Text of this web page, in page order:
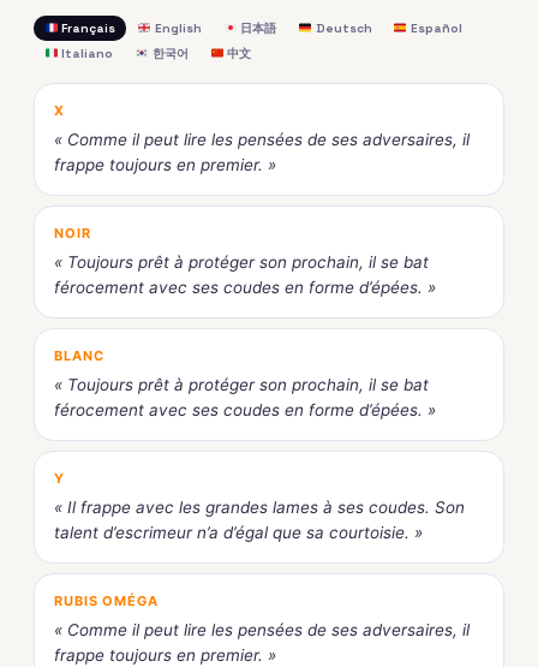
Français English 日本語 Deutsch
Español
Italiano
한국어 中文
X
« Comme il peut lire les pensées de ses adversaires, il
frappe toujours en premier. »
NOIR
« Toujours prêt à protéger son prochain, il se bat
férocement avec ses coudes en forme d’épées. »
BLANC
« Toujours prêt à protéger son prochain, il se bat
férocement avec ses coudes en forme d’épées. »
Y
« Il frappe avec les grandes lames à ses coudes. Son
talent d’escrimeur n’a d’égal que sa courtoisie. »
RUBIS OMÉGA
« Comme il peut lire les pensées de ses adversaires, il
frappe toujours en premier. »